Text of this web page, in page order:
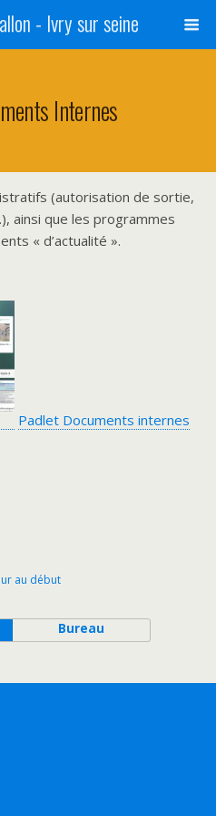
- Ivry sur seine
Internes
(autorisation de sortie,
ainsi que les programmes
« d’actualité ».
Padlet Documents internes
au début
Bureau